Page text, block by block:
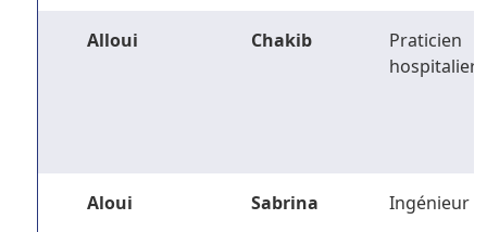
Alloui Chakib
Praticien
hospitalier
Aloui Sabrina Ingénieur